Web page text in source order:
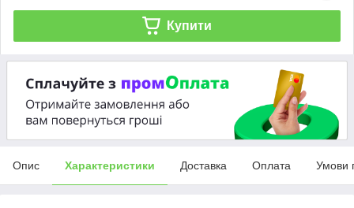
Купити
Опис Характеристики Доставка Оплата Умови